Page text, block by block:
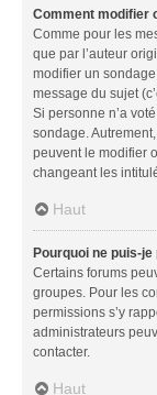
Comment modifier
Comme pour les
que par l’auteur
modifier un
message du sujet
Si personne n’a
sondage.
peuvent le modifier
changeant les
Haut
Pourquoi ne puis-
Certains forums
groupes. Pour les
permissions s’y
administrateurs
contacter.
Haut